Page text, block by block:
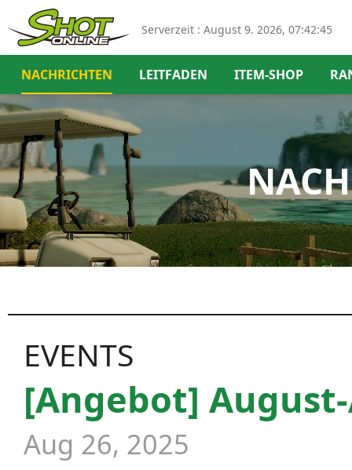
Serverzeit : August 9. 2026, 07:42:46
NACHRICHTEN LEITFADEN ITEM-SHOP
EVENTS
[Angebot]
Aug 26, 2025